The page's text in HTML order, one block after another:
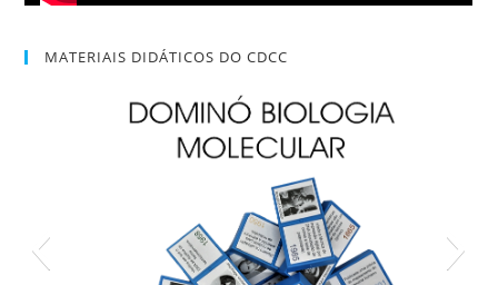
MATERIAIS DIDÁTICOS DO CDCC